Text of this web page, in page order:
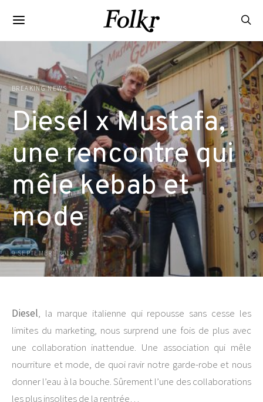
BREAKING NEWS
Diesel x Mustafa,
une rencontre qui
mêle kebab et
mode
9 SEPTEMBRE 2018
Diesel, la marque italienne qui repousse sans cesse les
limites du marketing, nous surprend une fois de plus avec
une collaboration inattendue. Une association qui mêle
nourriture et mode, de quoi ravir notre garde-robe et nous
donner l’eau à la bouche. Sûrement l’une des collaborations
les plus insolites de la rentrée…